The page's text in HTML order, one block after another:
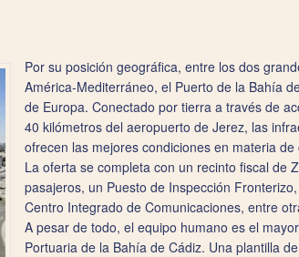
Por su posición geográfica, entre los dos
América-Mediterráneo, el Puerto de la Bahía
de Europa. Conectado por tierra a través de
40 kilómetros del aeropuerto de Jerez, las
ofrecen las mejores condiciones en materia de
La oferta se completa con un recinto fiscal de
pasajeros, un Puesto de Inspección
Centro Integrado de Comunicaciones, entre
A pesar de todo, el equipo humano es el
Portuaria de la Bahía de Cádiz. Una plantilla